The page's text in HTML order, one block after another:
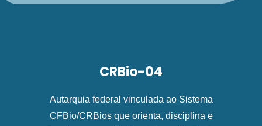
CRBio-04
Autarquia federal vinculada ao Sistema
CFBio/CRBios que orienta, disciplina e